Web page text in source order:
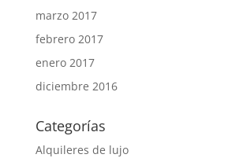
marzo 2017
febrero 2017
enero 2017
diciembre 2016
Categorías
Alquileres de lujo